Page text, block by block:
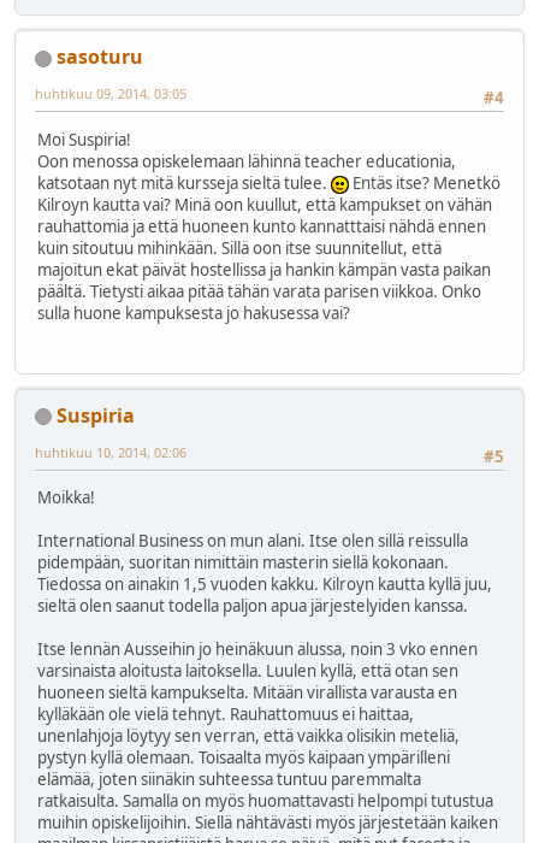
sasoturu
#4
huhtikuu 09, 2014, 03:05
Moi Suspiria!
Oon menossa opiskelemaan lähinnä teacher educationia,
katsotaan nyt mitä kursseja sieltä tulee.
Entäs itse? Menetkö
Kilroyn kautta vai? Minä oon kuullut, että kampukset on vähän
rauhattomia ja että huoneen kunto kannatttaisi nähdä ennen
kuin sitoutuu mihinkään. Sillä oon itse suunnitellut, että
majoitun ekat päivät hostellissa ja hankin kämpän vasta paikan
päältä. Tietysti aikaa pitää tähän varata parisen viikkoa. Onko
sulla huone kampuksesta jo hakusessa vai?
Suspiria
#5
huhtikuu 10, 2014, 02:06
Moikka!
International Business on mun alani. Itse olen sillä reissulla
pidempään, suoritan nimittäin masterin siellä kokonaan.
Tiedossa on ainakin 1,5 vuoden kakku. Kilroyn kautta kyllä juu,
sieltä olen saanut todella paljon apua järjestelyiden kanssa.
Itse lennän Ausseihin jo heinäkuun alussa, noin 3 vko ennen
varsinaista aloitusta laitoksella. Luulen kyllä, että otan sen
huoneen sieltä kampukselta. Mitään virallista varausta en
kylläkään ole vielä tehnyt. Rauhattomuus ei haittaa,
unenlahjoja löytyy sen verran, että vaikka olisikin meteliä,
pystyn kyllä olemaan. Toisaalta myös kaipaan ympärilleni
elämää, joten siinäkin suhteessa tuntuu paremmalta
ratkaisulta. Samalla on myös huomattavasti helpompi tutustua
muihin opiskelijoihin. Siellä nähtävästi myös järjestetään kaiken